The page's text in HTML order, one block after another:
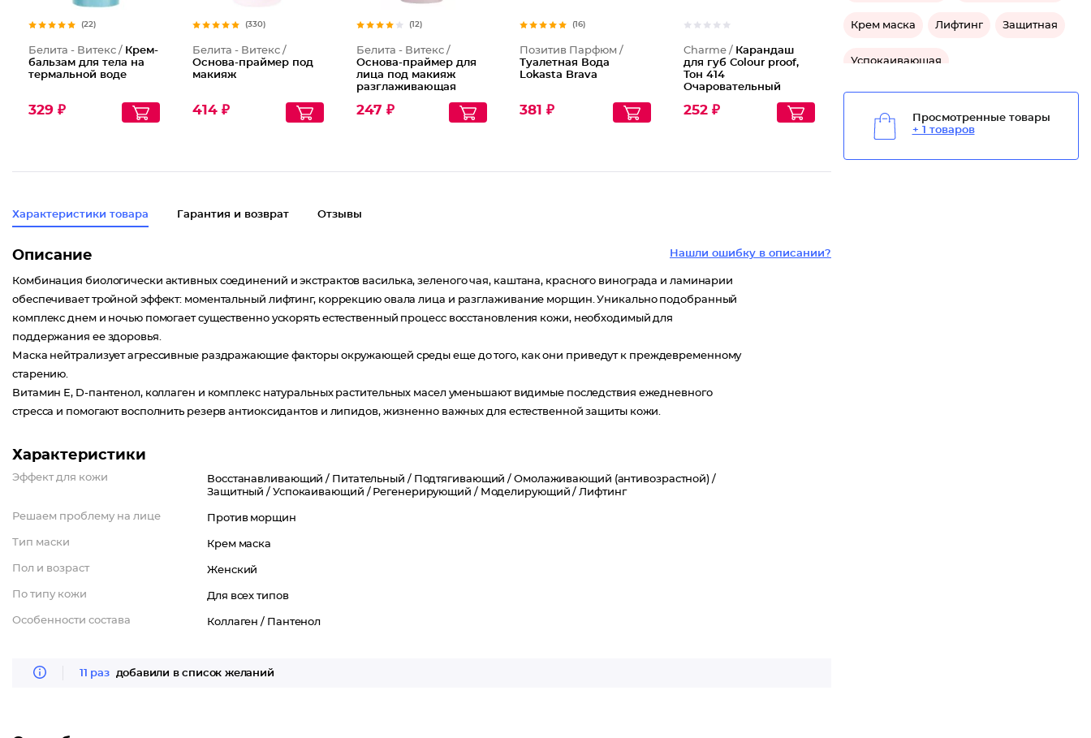
(22)
Белита - Витекс / Крем-
бальзам для тела на
термальной воде
329 ₽
(330)
Белита - Витекс /
Основа-праймер под
макияж
414 ₽
(12)
Белита - Витекс /
Основа-праймер для
лица под макияж
разглаживающая
247 ₽
(16)
Позитив Парфюм /
Туалетная Вода
Lokasta Brava
381 ₽
Charme / Карандаш
для губ Colour proof,
Тон 414
Очаровательный
252 ₽
Характеристики товара Гарантия и возврат Отзывы
Нашли ошибку в описании?
Описание
Комбинация биологически активных соединений и экстрактов василька, зеленого чая, каштана, красного винограда и ламинарии
обеспечивает тройной эффект: моментальный лифтинг, коррекцию овала лица и разглаживание морщин. Уникально подобранный
комплекс днем и ночью помогает существенно ускорять естественный процесс восстановления кожи, необходимый для
поддержания ее здоровья.
Маска нейтрализует агрессивные раздражающие факторы окружающей среды еще до того, как они приведут к преждевременному
старению.
Витамин Е, D-пантенол, коллаген и комплекс натуральных растительных масел уменьшают видимые последствия ежедневного
стресса и помогают восполнить резерв антиоксидантов и липидов, жизненно важных для естественной защиты кожи.
Характеристики
Эффект для кожи Восстанавливающий / Питательный / Подтягивающий /Омолаживающий (антивозрастной) /
Защитный / Успокаивающий / Регенерирующий / Моделирующий /Лифтинг
Решаем проблему на лице Против морщин
Тип маски Крем маска
Пол и возраст Женский
По типу кожи Для всех типов
Особенности состава Коллаген / Пантенол
11 раз добавили в список желаний
Крем маска Лифтинг Защитная
Успокаивающая
Средство омолаживающее для лица
Просмотренные товары
+ 1 товаров